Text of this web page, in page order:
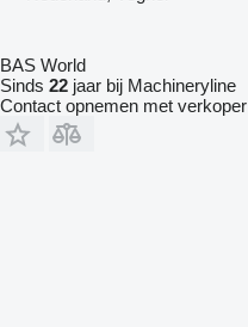
BAS World
Sinds 22 jaar bij Machineryline
Contact opnemen met verkoper